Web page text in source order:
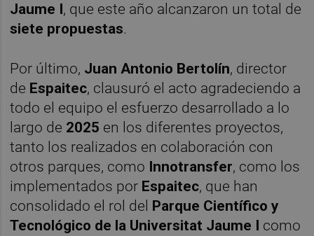
Jaume I, que este año alcanzaron un total de
siete propuestas.
Por último, Juan Antonio Bertolín, director
de Espaitec, clausuró el acto agradeciendo a
todo el equipo el esfuerzo desarrollado a lo
largo de 2025 en los diferentes proyectos,
tanto los realizados en colaboración con
otros parques, como Innotransfer, como los
implementados por Espaitec, que han
consolidado el rol del Parque Científico y
Tecnológico de la Universitat Jaume I como